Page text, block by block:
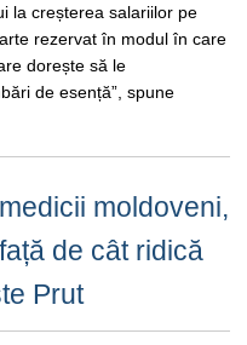
la creșterea salariilor pe
rezervat în modul în care
dorește să le
de esență”, spune
moldoveni,
de cât ridică
Prut